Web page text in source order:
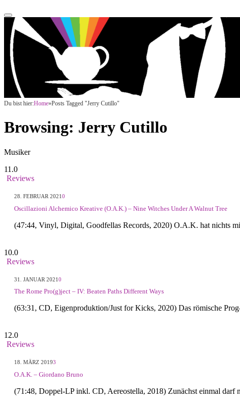
Du bist hier:Home»Posts Tagged "Jerry Cutillo"
Browsing: Jerry Cutillo
Musiker
11.0
Reviews
28. FEBRUAR 20210
Oscillazioni Alchemico Kreative (O.A.K.) – Nine Witches Under A Walnut Tree
(47:44, Vinyl, Digital, Goodfellas Records, 2020) O.A.K. hat nichts
10.0
Reviews
31. JANUAR 20210
The Rome Pro(g)ject – IV: Beaten Paths Different Ways
(63:31, CD, Eigenproduktion/Just for Kicks, 2020) Das römische
12.0
Reviews
18. MÄRZ 20193
O.A.K. – Giordano Bruno
(71:48, Doppel-LP inkl. CD, Aereostella, 2018) Zunächst einmal